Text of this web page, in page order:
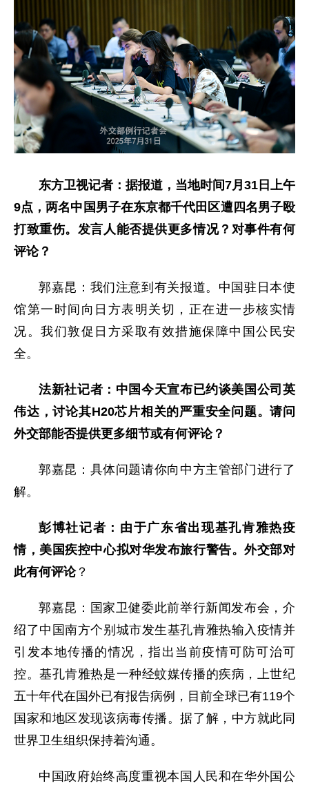
东方卫视记者：据报道，当地时间7月31日上午
9点，两名中国男子在东京都千代田区遭四名男子殴
打致重伤。发言人能否提供更多情况？对事件有何
评论？
郭嘉昆：我们注意到有关报道。中国驻日本使
馆第一时间向日方表明关切，正在进一步核实情
况。我们敦促日方采取有效措施保障中国公民安
全。
法新社记者：中国今天宣布已约谈美国公司英
伟达，讨论其H20芯片相关的严重安全问题。请问
外交部能否提供更多细节或有何评论？
郭嘉昆：具体问题请你向中方主管部门进行了
解。
彭博社记者：由于广东省出现基孔肯雅热疫
情，美国疾控中心拟对华发布旅行警告。外交部对
此有何评论？
郭嘉昆：国家卫健委此前举行新闻发布会，介
绍了中国南方个别城市发生基孔肯雅热输入疫情并
引发本地传播的情况，指出当前疫情可防可治可
控。基孔肯雅热是一种经蚊媒传播的疾病，上世纪
五十年代在国外已有报告病例，目前全球已有119个
国家和地区发现该病毒传播。据了解，中方就此同
世界卫生组织保持着沟通。
中国政府始终高度重视本国人民和在华外国公